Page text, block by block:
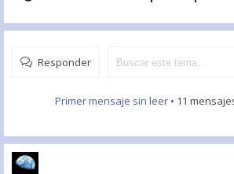
Responder
Primer mensaje sin leer • 11